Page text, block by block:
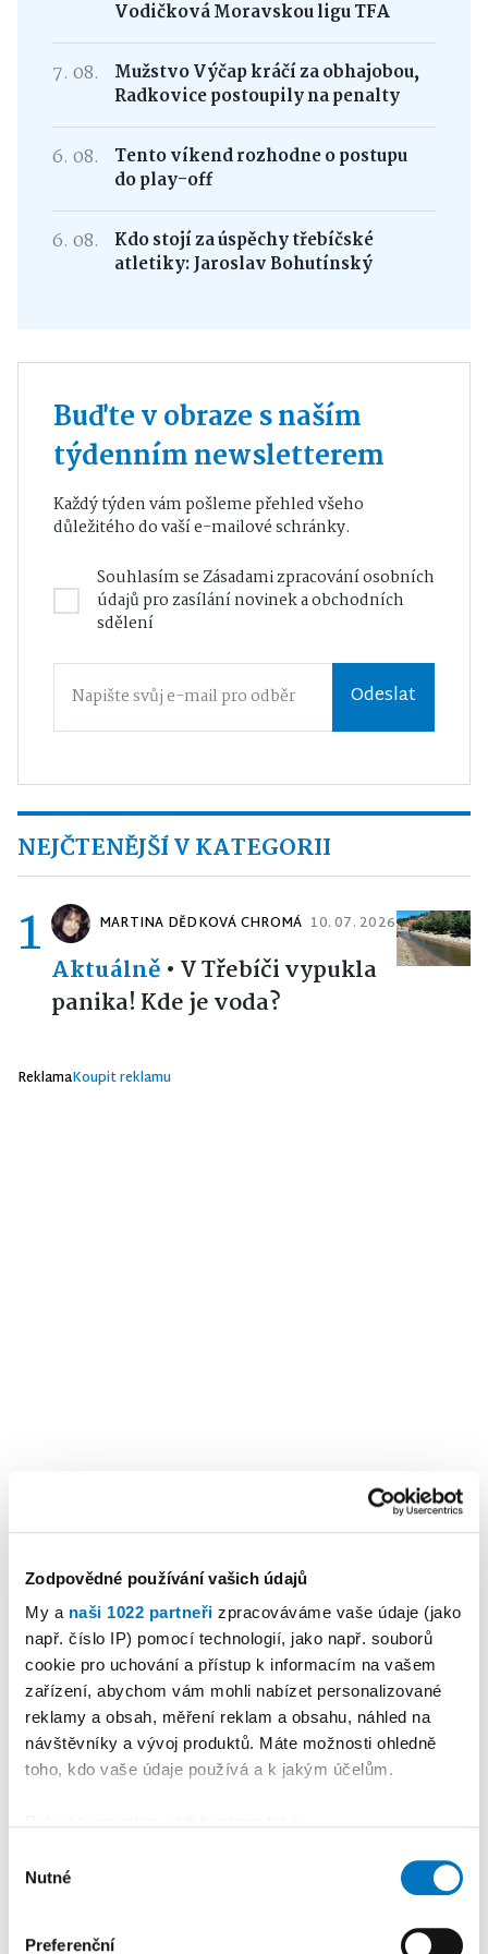
Zodpovědné používání vašich údajů
My a naši 1022 partneři zpracováváme vaše údaje (jako
např. číslo IP) pomocí technologií, jako např. souborů
cookie pro uchování a přístup k informacím na vašem
zařízení, abychom vám mohli nabízet personalizované
reklamy a obsah, měření reklam a obsahu, náhled na
návštěvníky a vývoj produktů. Máte možnosti ohledně
toho, kdo vaše údaje používá a k jakým účelům.
poloze, které mohou být přesné na několik metrů
skenování pro konkrétní charakteristiky (otisk prstu)
souhlasu
Nutné
Preferenční
Vodičková Moravskou ligu TFA
7. 08.
Mužstvo Výčap kráčí za obhajobou,
Radkovice postoupily na penalty
6. 08.
Tento víkend rozhodne o postupu
do play-off
6. 08.
Kdo stojí za úspěchy třebíčské
atletiky: Jaroslav Bohutínský
Buďte v obraze s naším
týdenním newsletterem
Každý týden vám pošleme přehled všeho
důležitého do vaší e-mailové schránky.
Souhlasím seZásadami zpracování osobních
údajůpro zasílání novinek a obchodních
sdělení
Odeslat
NEJČTENĚJŠÍ V KATEGORII
1 MARTINA DĚDKOVÁ CHROMÁ 10. 07. 2026
Aktuálně • V Třebíči vypukla
panika! Kde je voda?
ReklamaKoupit reklamu
KALENDÁŘ AKCÍ Další